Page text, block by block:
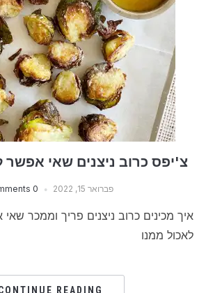
צ'יפס כרוב ניצנים שאי אפשר
פברואר 15, 2022 0 comments
איך מכינים כרוב ניצנים פריך וממכר
לאכול ממנו
READING